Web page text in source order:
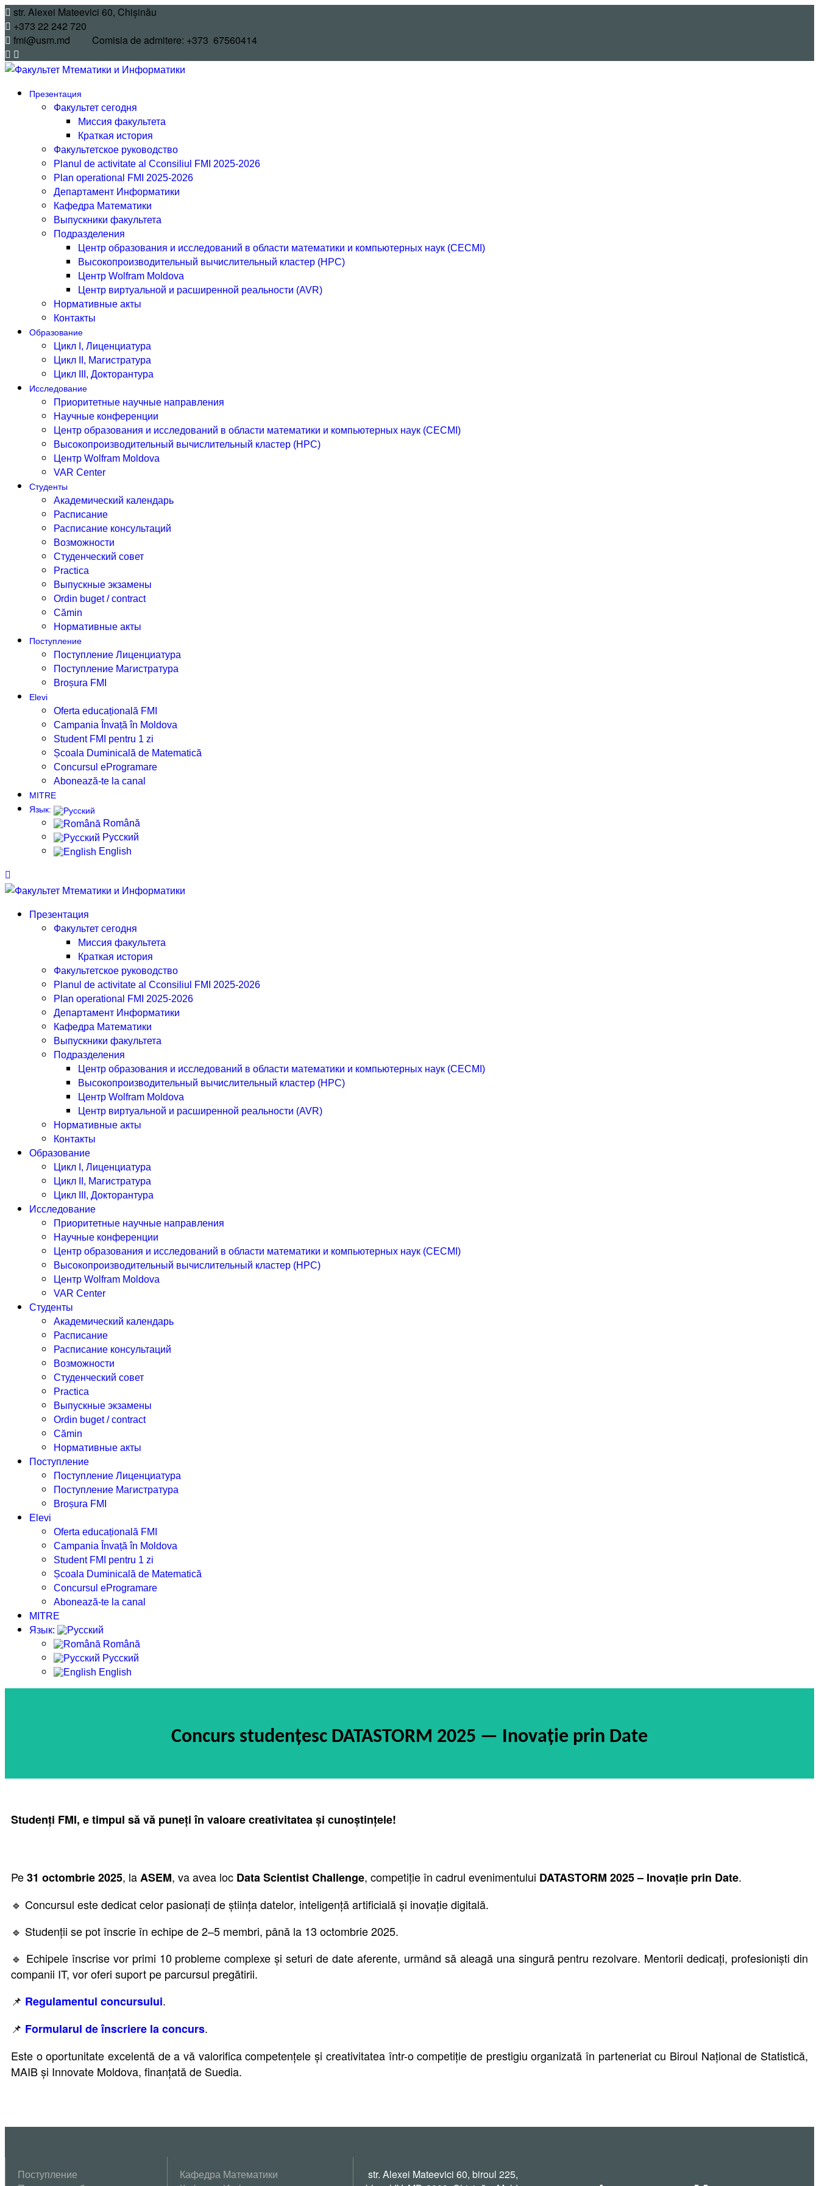
str. Alexei Mateevici 60, Chișinău
+373 22 242 720
fmi@usm.md Comisia de admitere: +373 67560414
Презентация
Факультет сегодня
Миссия факультета
Краткая история
Факультетское руководство
Planul de activitate al Cconsiliul FMI 2025-2026
Plan operational FMI 2025-2026
Департамент Информатики
Кафедра Математики
Выпускники факультета
Подразделения
Центр образования и исследований в области математики и компьютерных наук (CECMI)
Высокопроизводительный вычислительный кластер (HPC)
Центр Wolfram Moldova
Центр виртуальной и расширенной реальности (AVR)
Нормативные акты
Контакты
Образование
Цикл I, Лиценциатура
Цикл II, Магистратура
Цикл III, Докторантура
Исследование
Приоритетные научные направления
Научные конференции
Центр образования и исследований в области математики и компьютерных наук (CECMI)
Высокопроизводительный вычислительный кластер (HPC)
Центр Wolfram Moldova
VAR Center
Студенты
Академический календарь
Расписание
Расписание консультаций
Возможности
Студенческий совет
Practica
Выпускные экзамены
Ordin buget / contract
Cămin
Нормативные акты
Поступление
Поступление Лиценциатура
Поступление Магистратура
Broșura FMI
Elevi
Oferta educațională FMI
Campania Învață în Moldova
Student FMI pentru 1 zi
Școala Duminicală de Matematică
Concursul eProgramare
Abonează-te la canal
MITRE
Язык:
Română
Русский
English
Презентация
Факультет сегодня
Миссия факультета
Краткая история
Факультетское руководство
Planul de activitate al Cconsiliul FMI 2025-2026
Plan operational FMI 2025-2026
Департамент Информатики
Кафедра Математики
Выпускники факультета
Подразделения
Центр образования и исследований в области математики и компьютерных наук (CECMI)
Высокопроизводительный вычислительный кластер (HPC)
Центр Wolfram Moldova
Центр виртуальной и расширенной реальности (AVR)
Нормативные акты
Контакты
Образование
Цикл I, Лиценциатура
Цикл II, Магистратура
Цикл III, Докторантура
Исследование
Приоритетные научные направления
Научные конференции
Центр образования и исследований в области математики и компьютерных наук (CECMI)
Высокопроизводительный вычислительный кластер (HPC)
Центр Wolfram Moldova
VAR Center
Студенты
Академический календарь
Расписание
Расписание консультаций
Возможности
Студенческий совет
Practica
Выпускные экзамены
Ordin buget / contract
Cămin
Нормативные акты
Поступление
Поступление Лиценциатура
Поступление Магистратура
Broșura FMI
Elevi
Oferta educațională FMI
Campania Învață în Moldova
Student FMI pentru 1 zi
Școala Duminicală de Matematică
Concursul eProgramare
Abonează-te la canal
MITRE
Язык:
Română
Русский
English
Concurs studențesc DATASTORM 2025 — Inovație prin Date
Studenți FMI, e timpul să vă puneți în valoare creativitatea și cunoștințele!
Pe31 octombrie 2025, laASEM, va avea loc Data Scientist Challenge, competiție în cadrul evenimentului DATASTORM 2025 – Inovație prin Date.
🔹 Concursul este dedicat celor pasionați de știința datelor, inteligență artificială și inovație digitală.
🔹 Studenții se pot înscrie în echipe de 2–5 membri, până la 13 octombrie 2025.
🔹 Echipele înscrise vor primi 10 probleme complexe și seturi de date aferente, urmând să aleagă una singură pentru rezolvare. Mentorii dedicați, profesioniști din
companii IT, vor oferi suport pe parcursul pregătirii.
📌 Regulamentul concursului.
📌 Formularul de înscriere la concurs.
Este o oportunitate excelentă de a vă valorifica competențele și creativitatea într-o competiție de prestigiu organizată în parteneriat cu Biroul Național de Statistică,
MAIB și Innovate Moldova, finanțată de Suedia.
Поступление
Кафедра Математики
str. Alexei Mateevici 60, biroul 225,